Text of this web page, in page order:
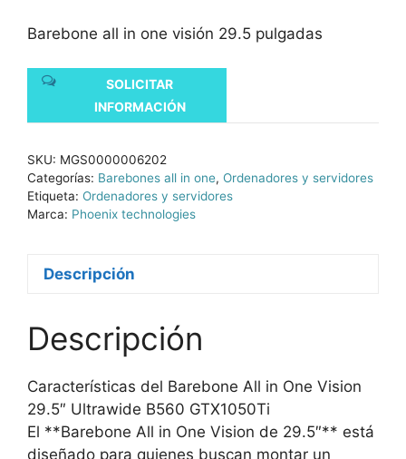
Barebone all in one visión 29.5 pulgadas
SOLICITAR
INFORMACIÓN
SKU: MGS0000006202
Categorías: Barebones all in one, Ordenadores y servidores
Etiqueta: Ordenadores y servidores
Marca: Phoenix technologies
Descripción
Descripción
Características del Barebone All in One Vision
29.5″ Ultrawide B560 GTX1050Ti
El **Barebone All in One Vision de 29.5″** está
diseñado para quienes buscan montar un